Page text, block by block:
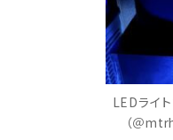
LEDライ
（＠